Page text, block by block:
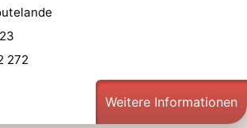
272
Weitere Informationen